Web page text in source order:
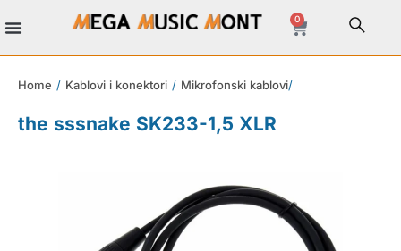
0
Home / Kablovi i konektori / Mikrofonski kablovi/
the sssnake SK233-1,5 XLR